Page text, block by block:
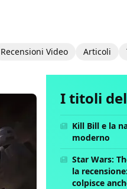
Recensioni Video Articoli
I titoli
Kill Bill e la
moderno
Star Wars:
la
colpisce